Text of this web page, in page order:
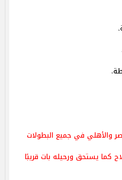
والأهلي في جميع البطولات
كما يستحق ورحيله بات قريبًا